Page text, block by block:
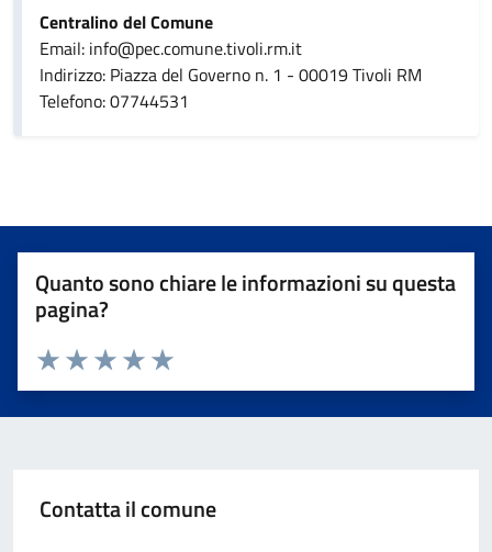
Centralino del Comune
Email: info@pec.comune.tivoli.rm.it
Indirizzo: Piazza del Governo n. 1 - 00019 Tivoli RM
Telefono: 07744531
Quanto sono chiare le informazioni su questa
pagina?
Valuta da 1 a 5 stelle la pagina
Valuta 5 stelle su 5
Valuta 4 stelle su 5
Valuta 3 stelle su 5
Valuta 2 stelle su 5
Valuta 1 stelle su 5
Contatta il comune